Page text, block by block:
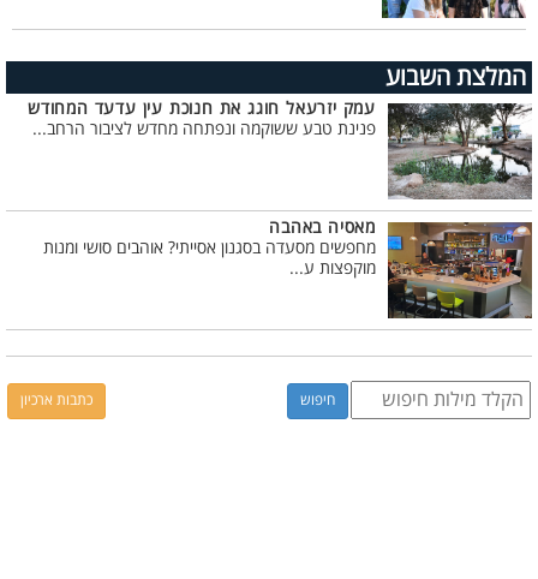
המלצת השבוע
עמק יזרעאל חוגג את חנוכת עין עדעד המחודש
פנינת טבע ששוקמה ונפתחה מחדש לציבור הרחב...
מאסיה באהבה
מחפשים מסעדה בסגנון אסייתי? אוהבים סושי ומנות
מוקפצות ע...
כתבות ארכיון